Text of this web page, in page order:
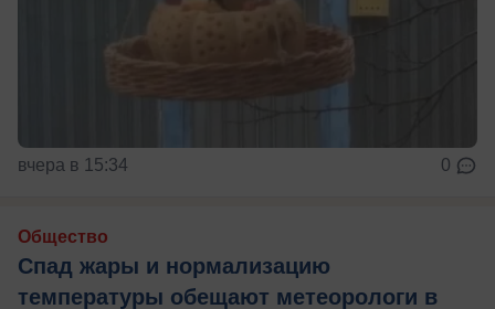
вчера в 15:34 0
Общество
Спад жары и нормализацию
температуры обещают метеорологи в